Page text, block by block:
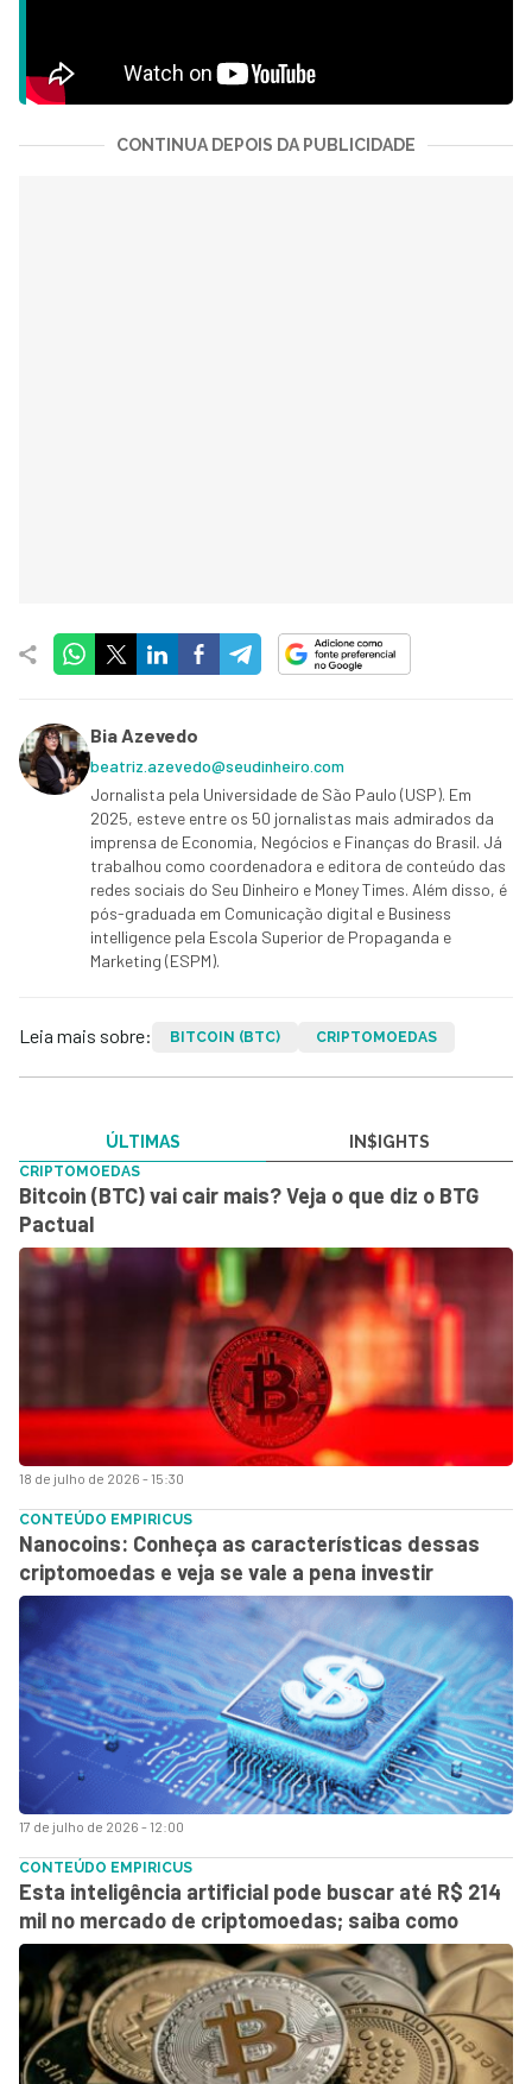
CONTINUA DEPOIS DA PUBLICIDADE
Bia Azevedo
beatriz.azevedo@seudinheiro.com
Jornalista pela Universidade de São Paulo (USP). Em
2025, esteve entre os 50 jornalistas mais admirados da
imprensa de Economia, Negócios e Finanças do Brasil. Já
trabalhou como coordenadora e editora de conteúdo das
redes sociais do Seu Dinheiro e Money Times. Além disso, é
pós-graduada em Comunicação digital e Business
intelligence pela Escola Superior de Propaganda e
Marketing (ESPM).
Leia mais sobre: BITCOIN (BTC) CRIPTOMOEDAS
ÚLTIMAS IN$IGHTS
18 de julho de 2026 - 15:30
CRIPTOMOEDAS
Bitcoin (BTC) vai cair mais? Veja o que diz o BTG
Pactual
17 de julho de 2026 - 12:00
CONTEÚDO EMPIRICUS
Nanocoins: Conheça as características dessas
criptomoedas e veja se vale a pena investir
CONTEÚDO EMPIRICUS
Esta inteligência artificial pode buscar até R$ 214
mil no mercado de criptomoedas; saiba como